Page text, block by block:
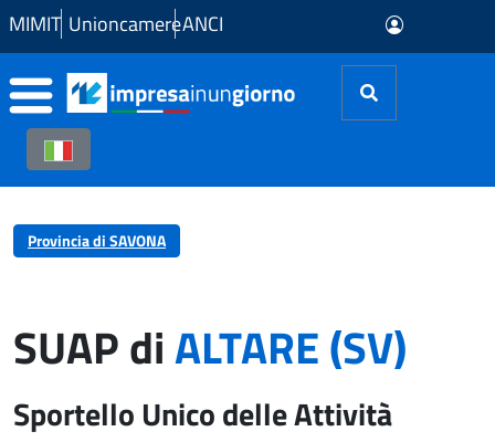
Skip to Main Content
MIMIT UnioncamereANCI
Provincia di SAVONA
SUAP diALTARE (SV)
Sportello Unico delle Attività